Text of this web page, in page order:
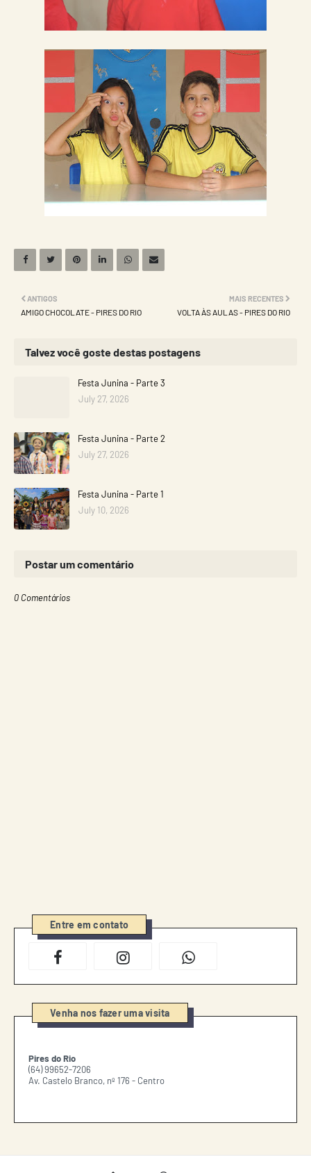
MAIS RECENTES
VOLTA ÀS AULAS - PIRES DO RIO
ANTIGOS
AMIGO CHOCOLATE - PIRES DO RIO
Talvez você goste destas postagens
Festa Junina - Parte 3
July 27, 2026
Festa Junina - Parte 2
July 27, 2026
Festa Junina - Parte 1
July 10, 2026
Postar um comentário
0 Comentários
Entre em contato
Venha nos fazer uma visita
Pires do Rio
(64) 99652-7206
Av. Castelo Branco, nº 176 - Centro